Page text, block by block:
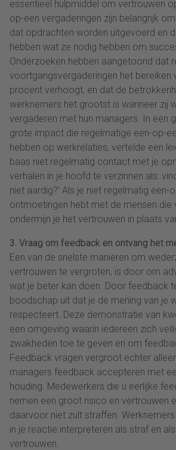
essentieel hulpmiddel om vertrouwen
op-een vergaderingen zijn belangrijk
dat opdrachten worden uitgevoerd en
hebben wat ze nodig hebben om
Onderzoeken hebben aangetoond dat
voortgangsvergaderingen het bereiken
procent verhoogt, en dat de
werknemers het grootst is wanneer zij
vergaderen met hun managers. In een
grote impact die regelmatige een-op-
hebben op werkrelaties, vertelde een
baas niet regelmatig contact met je
verhalen in je hoofd te verzinnen als:
niet aardig?’ Als je niet regelmatig een-
ontmoetingen hebt met de mensen die
ondermijn je het vertrouwen in plaats
3. Vraag om feedback en ontvang het
Een van de snelste manieren om
vertrouwen te vergroten, is door om
wat je beter kan doen. Door feedback
boodschap uit dat je de mening van je
respecteert. Deze demonstratie van
een omgeving waarin iedereen zich
zwakheden toe te geven en om
Feedback vragen vergroot echter
managers feedback accepteren met
houding. Medewerkers die u eerlijke
nemen een groot risico en vertrouwen
daarvoor niet zult straffen.
in je reactie interpreteren als straf en
vertrouwen.